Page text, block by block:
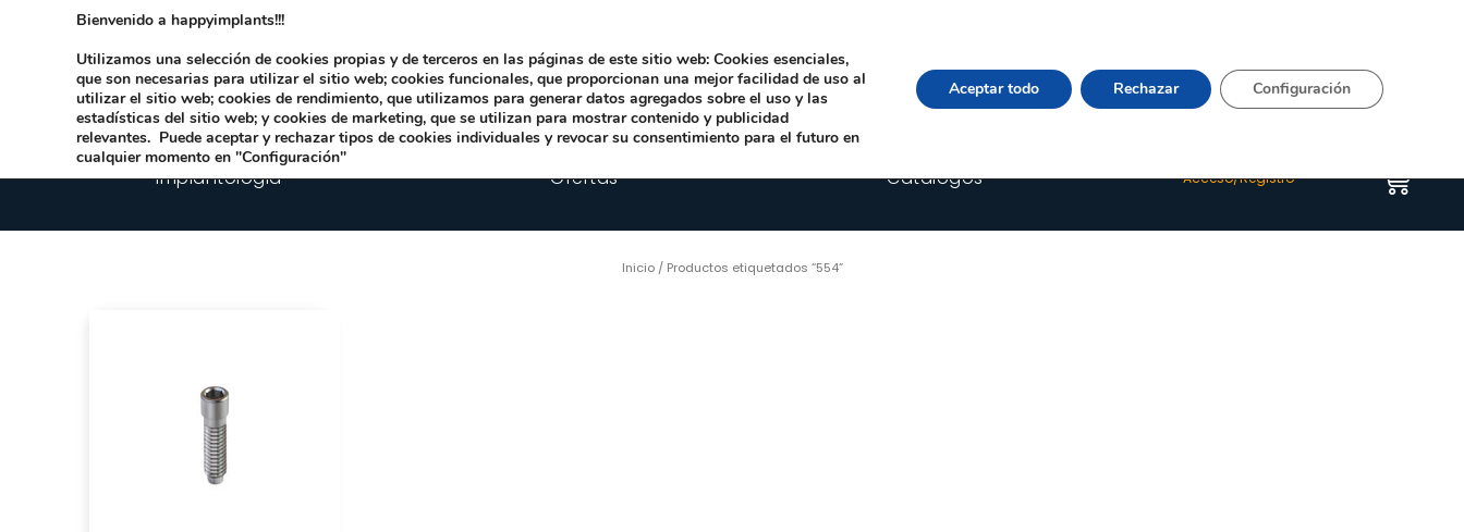
Dirección:
Quienes somos Happyblog Contacto
Implantologia Ofertas Catálogos Acceso/Registro
Inicio/ Productos etiquetados “554”
Bienvenido a happyimplants!!!
Utilizamos una selección de cookies propias y de terceros en las páginas de este sitio web: Cookies esenciales,
que son necesarias para utilizar el sitio web; cookies funcionales, que proporcionan una mejor facilidad de uso al
utilizar el sitio web; cookies de rendimiento, que utilizamos para generar datos agregados sobre el uso y las
estadísticas del sitio web; y cookies de marketing, que se utilizan para mostrar contenido y publicidad
relevantes. Puede aceptar y rechazar tipos de cookies individuales y revocar su consentimiento para el futuro en
cualquier momento en "Configuración"
Aceptar todo Rechazar Configuración